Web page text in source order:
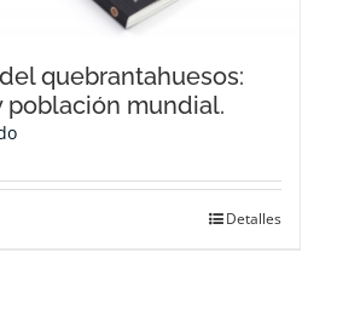
quebrantahuesos:
población mundial.
Detalles